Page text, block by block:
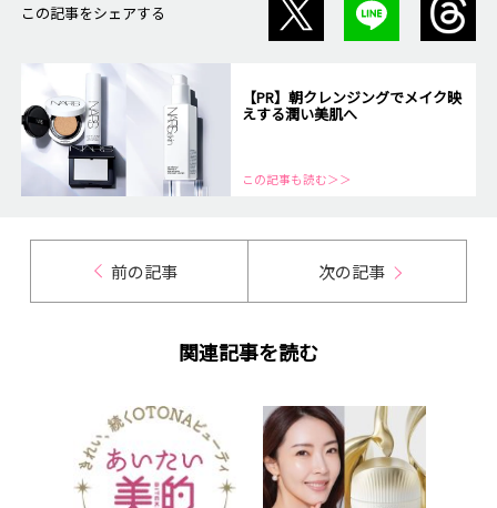
この記事をシェアする
【PR】朝クレンジングでメイク映
えする潤い美肌へ
この記事も読む＞＞
前の記事 次の記事
関連記事を読む